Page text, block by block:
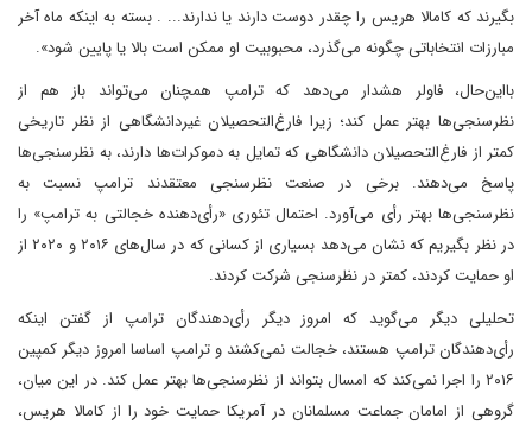
بگیرند که کامالا هریس را چقدر دوست دارند یا ندارند... . بسته به اینکه ماه آخر
مبارزات انتخاباتی چگونه می‌‌‌‌گذرد، محبوبیت او ممکن است بالا یا پایین شود».
با‌این‌حال، فاولر هشدار می‌دهد که ترامپ همچنان می‌تواند باز هم از
نظرسنجی‌ها بهتر عمل کند؛ زیرا فارغ‌التحصیلان غیردانشگاهی از نظر تاریخی
کمتر از فارغ‌التحصیلان دانشگاهی که تمایل به دموکرات‌ها دارند، به نظرسنجی‌ها
پاسخ می‌دهند. برخی در صنعت نظرسنجی معتقدند ترامپ نسبت به
نظرسنجی‌‌‌‌ها بهتر رأی می‌‌‌‌آورد. احتمال تئوری «رأی‌دهنده خجالتی به ترامپ» را
در نظر بگیریم‌ که نشان می‌دهد بسیاری از کسانی که در سال‌های ۲۰۱۶ و ۲۰۲۰ از
او حمایت کردند، کمتر در نظرسنجی شرکت کردند.
تحلیلی دیگر می‌‌‌‌گوید که امروز دیگر رأی‌دهندگان ترامپ از گفتن اینکه
رأی‌دهندگان ترامپ هستند، خجالت نمی‌کشند و ترامپ اساسا امروز دیگر کمپین
۲۰۱۶ را اجرا نمی‌کند که امسال بتواند از نظرسنجی‌‌‌‌ها بهتر عمل کند. ‌در این میان،
گروهی از امامان جماعت مسلمانان در آمریکا حمایت خود را از کامالا هریس،